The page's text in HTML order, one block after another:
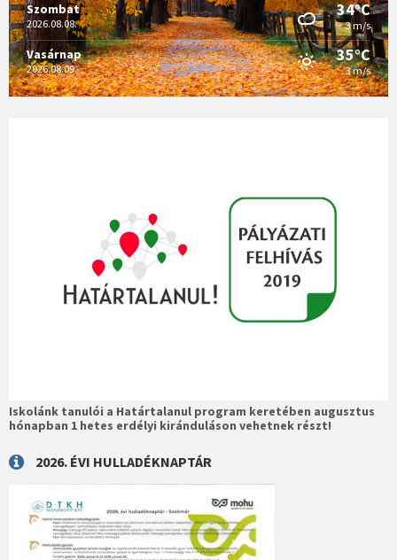
Szombat
2026.08.08.
34°C
3 m/s
Vasárnap
2026.08.09.
35°C
3 m/s
Iskolánk tanulói a Határtalanul program keretében augusztus
hónapban 1 hetes erdélyi kiránduláson vehetnek részt!
2026. ÉVI HULLADÉKNAPTÁR